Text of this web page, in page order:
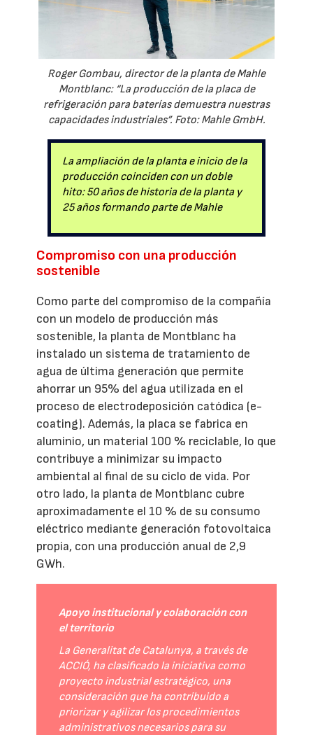
Roger Gombau, director de la planta de Mahle
Montblanc: “La producción de la placa de
refrigeración para baterías demuestra nuestras
capacidades industriales”. Foto: Mahle GmbH.
La ampliación de la planta e inicio de la
producción coinciden con un doble
hito: 50 años de historia de la planta y
25 años formando parte de Mahle
Compromiso con una producción
sostenible
Como parte del compromiso de la compañía
con un modelo de producción más
sostenible, la planta de Montblanc ha
instalado un sistema de tratamiento de
agua de última generación que permite
ahorrar un 95% del agua utilizada en el
proceso de electrodeposición catódica (e-
coating). Además, la placa se fabrica en
aluminio, un material 100 % reciclable, lo que
contribuye a minimizar su impacto
ambiental al final de su ciclo de vida. Por
otro lado, la planta de Montblanc cubre
aproximadamente el 10 % de su consumo
eléctrico mediante generación fotovoltaica
propia, con una producción anual de 2,9
GWh.
Apoyo institucional y colaboración con
el territorio
La Generalitat de Catalunya, a través de
ACCIÓ, ha clasificado la iniciativa como
proyecto industrial estratégico, una
consideración que ha contribuido a
priorizar y agilizar los procedimientos
administrativos necesarios para su